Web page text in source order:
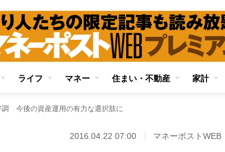
ライフ マネー 住まい・不動産 家計
調 今後の資産運用の有力な選択肢に
2016.04.22 07:00 マネーポストWEB